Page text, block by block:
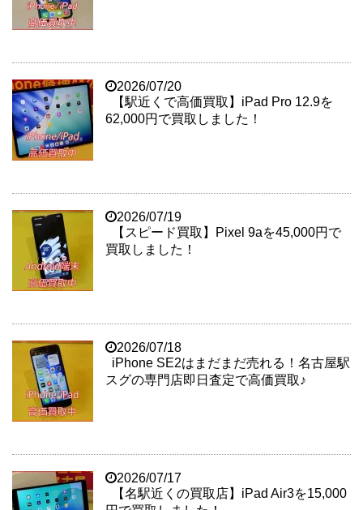
2026/07/20
【駅近くで高価買取】iPad Pro 12.9を
62,000円で買取しました！
2026/07/19
【スピード買取】Pixel 9aを45,000円で
買取しました！
2026/07/18
iPhone SE2はまだまだ売れる！名古屋駅
スグの専門店即日査定で高価買取♪
2026/07/17
【名駅近くの買取店】iPad Air3を15,000